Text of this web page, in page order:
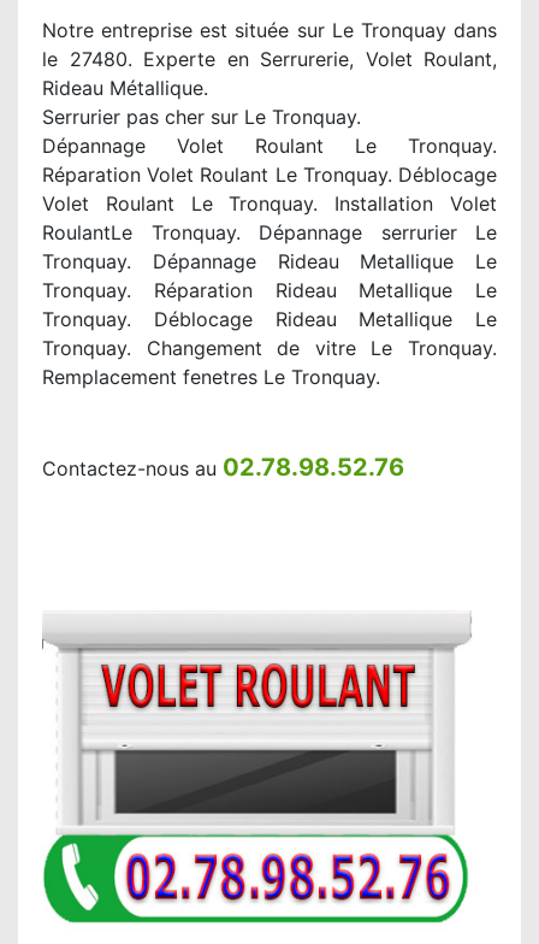
Notre entreprise est située sur Le Tronquay dans
le 27480. Experte en Serrurerie, Volet Roulant,
Rideau Métallique.
Serrurier pas cher sur Le Tronquay.
Dépannage Volet Roulant Le Tronquay.
Réparation Volet Roulant Le Tronquay. Déblocage
Volet Roulant Le Tronquay. Installation Volet
RoulantLe Tronquay. Dépannage serrurier Le
Tronquay. Dépannage Rideau Metallique Le
Tronquay. Réparation Rideau Metallique Le
Tronquay. Déblocage Rideau Metallique Le
Tronquay. Changement de vitre Le Tronquay.
Remplacement fenetres Le Tronquay.
Contactez-nous au 02.78.98.52.76